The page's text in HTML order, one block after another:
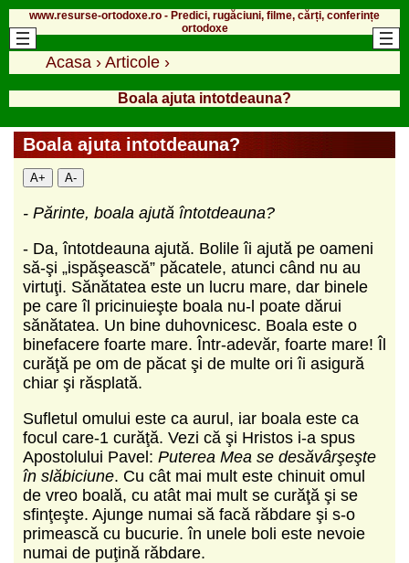
www.resurse-ortodoxe.ro - Predici, rugăciuni, filme, cărți, conferințe
ortodoxe
Acasa › Articole ›
Boala ajuta intotdeauna?
Boala ajuta intotdeauna?
A+ A-
- Părinte, boala ajută întotdeauna?
- Da, întotdeauna ajută. Bolile îi ajută pe oameni
să-şi „ispăşească” păcatele, atunci când nu au
virtuţi. Sănătatea este un lucru mare, dar binele
pe care îl pricinuieşte boala nu-l poate dărui
sănătatea. Un bine duhovnicesc. Boala este o
binefacere foarte mare. Într-adevăr, foarte mare! Îl
curăţă pe om de păcat şi de multe ori îi asigură
chiar şi răsplată.
Sufletul omului este ca aurul, iar boala este ca
focul care-1 curăţă. Vezi că şi Hristos i-a spus
Apostolului Pavel: Puterea Mea se desăvârşeşte
în slăbiciune. Cu cât mai mult este chinuit omul
de vreo boală, cu atât mai mult se curăţă şi se
sfinţeşte. Ajunge numai să facă răbdare şi s-o
primească cu bucurie. în unele boli este nevoie
numai de puţină răbdare.